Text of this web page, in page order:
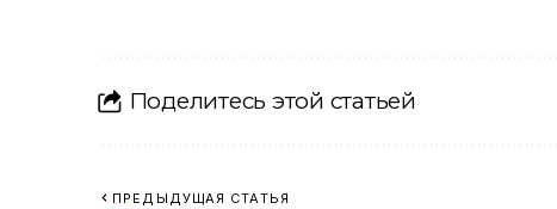
Поделитесь этой статьей
ПРЕДЫДУЩАЯ СТАТЬЯ